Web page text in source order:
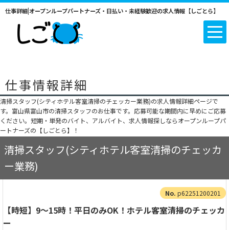
仕事詳細|オープンループパートナーズ・日払い・未経験歓迎の求人情報【しごとら】
仕事情報詳細
清掃スタッフ(シティホテル客室清掃のチェッカー業務)の求人情報詳細ページで
す。富山県富山市の清掃スタッフのお仕事です。応募可能な期間内に早めにご応募
ください。短期・単発のバイト、アルバイト、求人情報探しならオープンループパ
ートナーズの【しごとら】！
清掃スタッフ(シティホテル客室清掃のチェッカ
ー業務)
p62251200201
【時短】9～15時！平日のみOK！ホテル客室清掃のチェッカ
ー